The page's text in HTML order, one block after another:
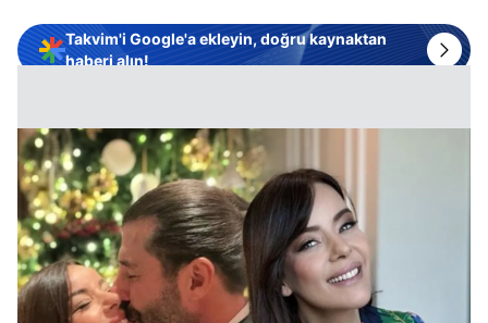
Takvim'i Google'a ekleyin, doğru kaynaktan
haberi alın!